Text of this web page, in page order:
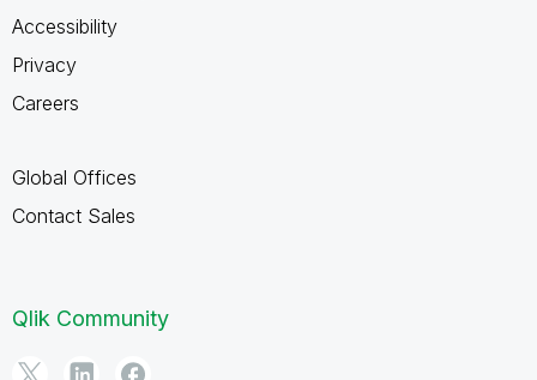
Accessibility
Privacy
Careers
Global Offices
Contact Sales
Qlik Community